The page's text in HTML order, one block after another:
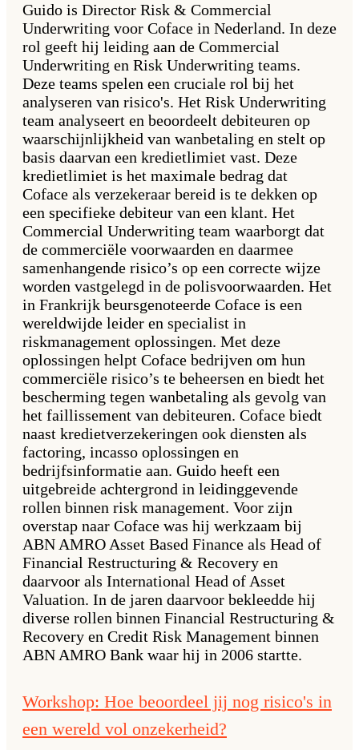
Guido is Director Risk & Commercial
Underwriting voor Coface in Nederland. In deze
rol geeft hij leiding aan de Commercial
Underwriting en Risk Underwriting teams.
Deze teams spelen een cruciale rol bij het
analyseren van risico's. Het Risk Underwriting
team analyseert en beoordeelt debiteuren op
waarschijnlijkheid van wanbetaling en stelt op
basis daarvan een kredietlimiet vast. Deze
kredietlimiet is het maximale bedrag dat
Coface als verzekeraar bereid is te dekken op
een specifieke debiteur van een klant. Het
Commercial Underwriting team waarborgt dat
de commerciële voorwaarden en daarmee
samenhangende risico’s op een correcte wijze
worden vastgelegd in de polisvoorwaarden. Het
in Frankrijk beursgenoteerde Coface is een
wereldwijde leider en specialist in
riskmanagement oplossingen. Met deze
oplossingen helpt Coface bedrijven om hun
commerciële risico’s te beheersen en biedt het
bescherming tegen wanbetaling als gevolg van
het faillissement van debiteuren. Coface biedt
naast kredietverzekeringen ook diensten als
factoring, incasso oplossingen en
bedrijfsinformatie aan. Guido heeft een
uitgebreide achtergrond in leidinggevende
rollen binnen risk management. Voor zijn
overstap naar Coface was hij werkzaam bij
ABN AMRO Asset Based Finance als Head of
Financial Restructuring & Recovery en
daarvoor als International Head of Asset
Valuation. In de jaren daarvoor bekleedde hij
diverse rollen binnen Financial Restructuring &
Recovery en Credit Risk Management binnen
ABN AMRO Bank waar hij in 2006 startte.
Workshop: Hoe beoordeel jij nog risico's in
een wereld vol onzekerheid?